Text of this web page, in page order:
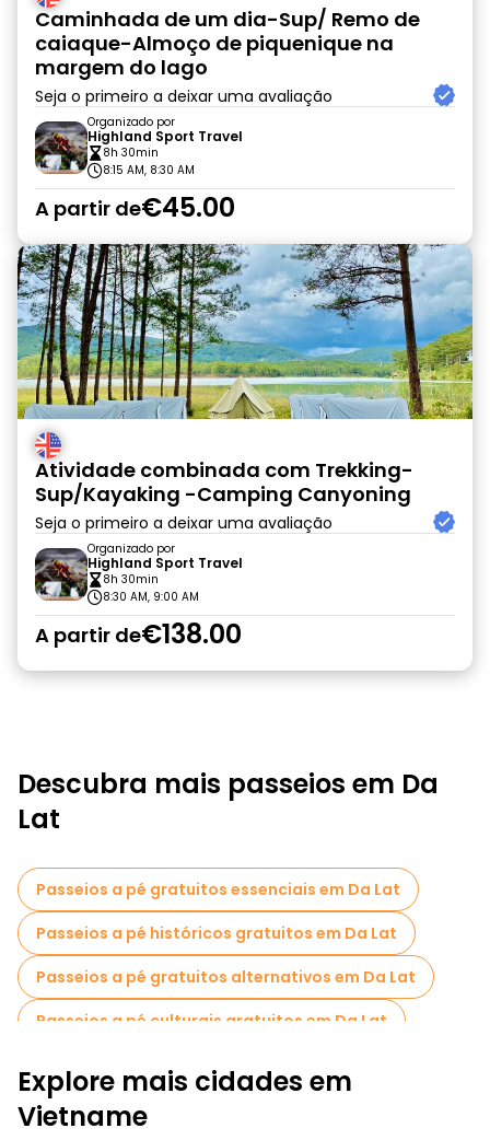
Caminhada de um dia-Sup/ Remo de
caiaque-Almoço de piquenique na
margem do lago
Seja o primeiro a deixar uma avaliação
Organizado por
Highland Sport Travel
8h 30min
8:15 AM, 8:30 AM
A partir de€45.00
Atividade combinada com Trekking-
Sup/Kayaking -Camping Canyoning
Seja o primeiro a deixar uma avaliação
Organizado por
Highland Sport Travel
8h 30min
8:30 AM, 9:00 AM
A partir de€138.00
Descubra mais passeios em Da
Lat
Passeios a pé gratuitos essenciais em Da Lat
Passeios a pé históricos gratuitos em Da Lat
Passeios a pé gratuitos alternativos em Da Lat
Passeios a pé culturais gratuitos em Da Lat
Passeios a pé gratuitos para famílias em Da Lat
Atividades esportivas em Da Lat
Explore mais cidades em
Vietname